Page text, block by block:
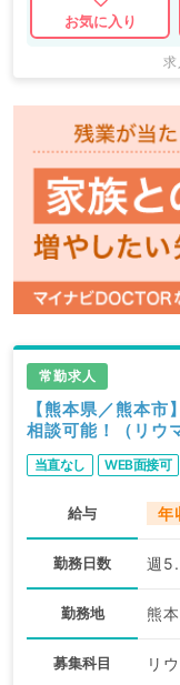
お気に入り
常勤求人
【熊本県／熊本
相談可能！（リウ
当直なし WEB面接可
給与 年
勤務日数 週
勤務地 熊
募集科目 リ